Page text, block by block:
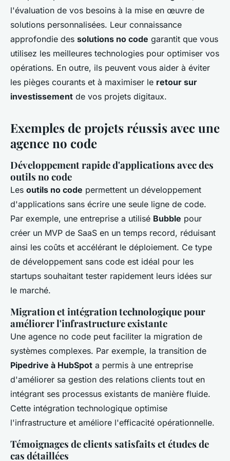
l'évaluation de vos besoins à la mise en œuvre de
solutions personnalisées. Leur connaissance
approfondie des solutions no code garantit que vous
utilisez les meilleures technologies pour optimiser vos
opérations. En outre, ils peuvent vous aider à éviter
les pièges courants et à maximiser le retour sur
investissement de vos projets digitaux.
Exemples de projets réussis avec une
agence no code
Développement rapide d'applications avec des
outils no code
Les outils no code permettent un développement
d'applications sans écrire une seule ligne de code.
Par exemple, une entreprise a utilisé Bubble pour
créer un MVP de SaaS en un temps record, réduisant
ainsi les coûts et accélérant le déploiement. Ce type
de développement sans code est idéal pour les
startups souhaitant tester rapidement leurs idées sur
le marché.
Migration et intégration technologique pour
améliorer l'infrastructure existante
Une agence no code peut faciliter la migration de
systèmes complexes. Par exemple, la transition de
Pipedrive à HubSpot a permis à une entreprise
d'améliorer sa gestion des relations clients tout en
intégrant ses processus existants de manière fluide.
Cette intégration technologique optimise
l'infrastructure et améliore l'efficacité opérationnelle.
Témoignages de clients satisfaits et études de
cas détaillées